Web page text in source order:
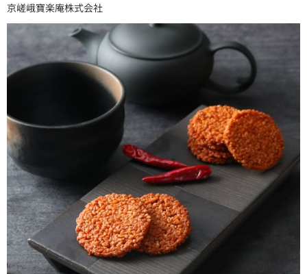
京嵯峨寶楽庵株式会社